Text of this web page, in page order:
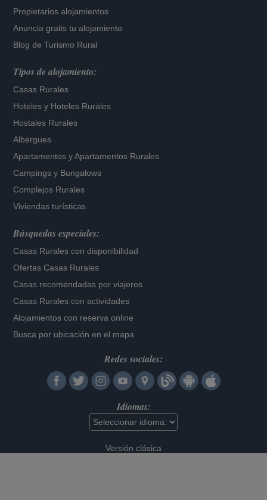
Propietarios alojamientos
Anuncia gratis tu alojamiento
Blog de Turismo Rural
Tipos de alojamiento:
Casas Rurales
Hoteles y Hoteles Rurales
Hostales Rurales
Albergues
Apartamentos yApartamentos Rurales
Campings y Bungalows
Complejos Rurales
Viviendas turísticas
Búsquedas especiales:
Casas Rurales con disponibilidad
Ofertas Casas Rurales
Casas recomendadas por viajeros
Casas Rurales con actividades
Alojamientos con reserva online
Busca por ubicación en el mapa
Redes sociales:
Idiomas:
Versión clásica